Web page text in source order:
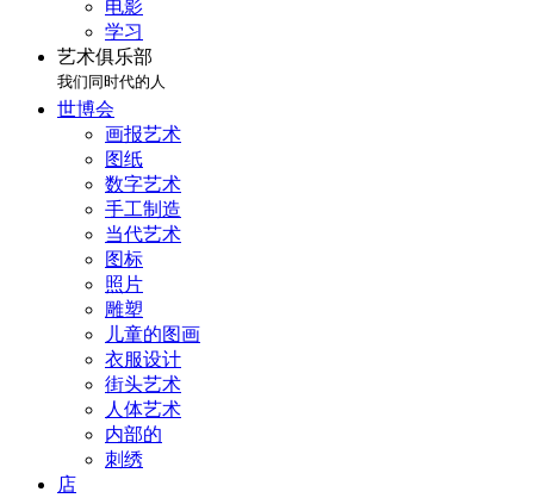
电影
学习
艺术俱乐部
我们同时代的人
世博会
画报艺术
图纸
数字艺术
手工制造
当代艺术
图标
照片
雕塑
儿童的图画
衣服设计
街头艺术
人体艺术
内部的
刺绣
店